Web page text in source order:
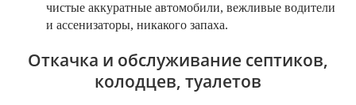
чистые аккуратные автомобили, вежливые водители
и ассенизаторы, никакого запаха.
Откачка и обслуживание септиков,
колодцев, туалетов